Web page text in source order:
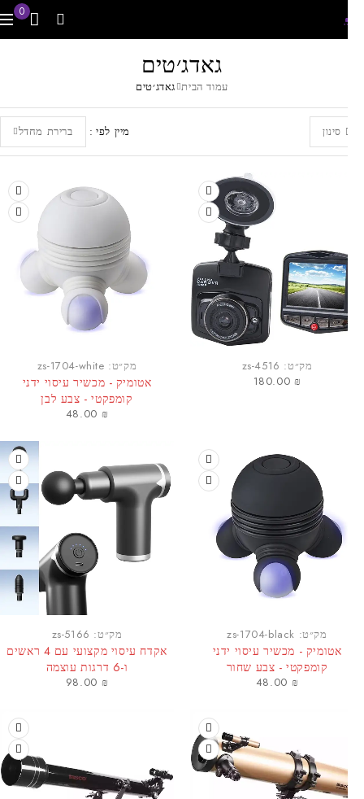
0
גאדג׳טים
עמוד הבית גאדג׳טים
סינון מיין לפי ברירת מחדל
מק״ט:zs-4516
180.00
מק״ט:zs-1704-white
אטומיק - מכשיר עיסוי ידני
קומפקטי - צבע לבן
48.00
מק״ט:zs-1704-black
אטומיק - מכשיר עיסוי ידני
קומפקטי - צבע שחור
48.00
מק״ט:zs-5166
אקדח עיסוי מקצועי עם 4 ראשים
98.00